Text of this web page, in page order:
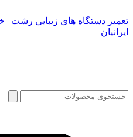
تعمیر دستگاه های زیبایی رشت |
ایرانیان